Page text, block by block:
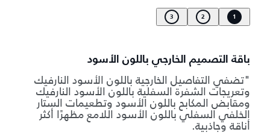
1
2
3
باقة التصميم الخارجي باللون الأسود
"تضفي التفاصيل الخارجية باللون الأسود النارفيك
وتعريجات الشفرة السفلية باللون الأسود النارفيك
ومقابض المكابح باللون الأسود وتطعيمات الستار
الخلفي السفلي باللون الأسود اللامع مظهرًا أكثر
أناقة وجاذبية.